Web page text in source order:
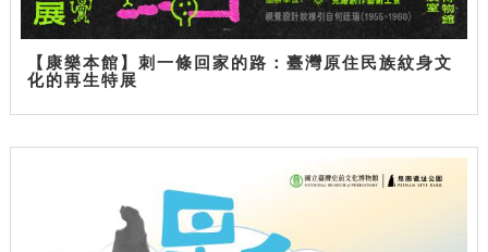
【康樂本館】刺一條回家的路：臺灣原住民族紋身文
化的再生特展